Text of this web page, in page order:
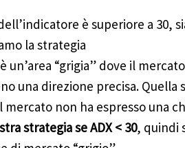
è superiore a 30,
la strategia
un’area “grigia” dove il
una direzione precisa. Quella
non ha espresso una
strategia se ADX < 30, quindi